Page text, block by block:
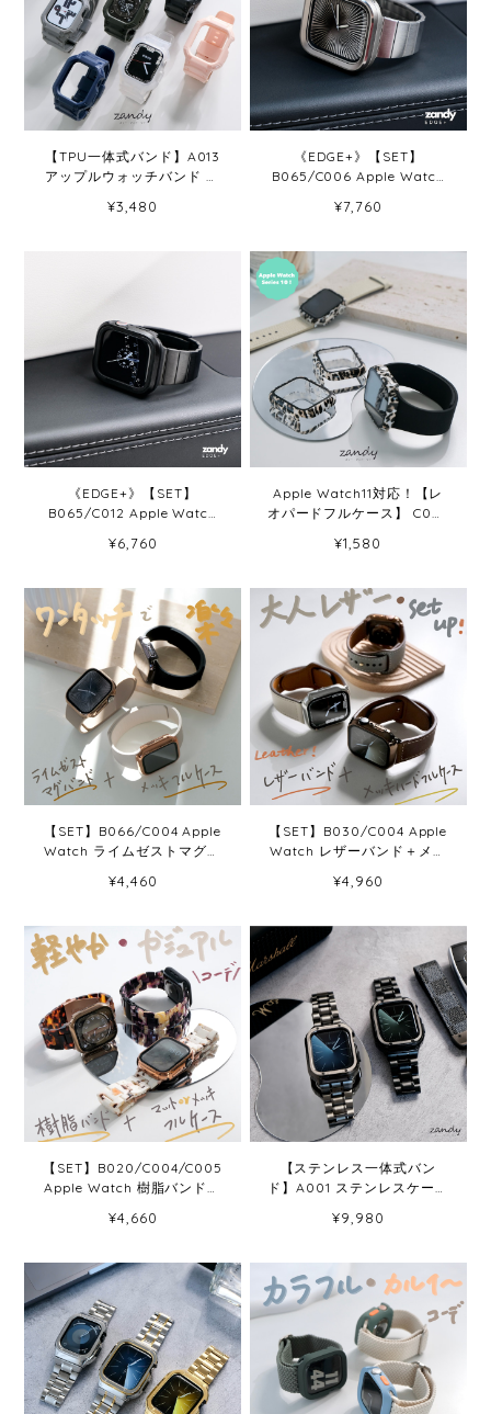
【TPU一体式バンド】A013
アップルウォッチバンド 一
10/11専用モデル
¥3,480
《EDGE+》【SET】
B065/C006 Apple Watch
ドSV＋メタルダブルフレー
¥7,760
《EDGE+》【SET】
B065/C012 Apple Watch
ドBK＋ツートンフレームケ
¥6,760
Apple Watch11対応！【レ
オパードフルケース】 C004
¥1,580
【SET】B066/C004 Apple
Watch ライムゼストマグバ
ース
¥4,460
【SET】B030/C004 Apple
Watch レザーバンド＋メッ
¥4,960
【SET】B020/C004/C005
Apple Watch 樹脂バンド＋
¥4,660
【ステンレス一体式バン
ド】A001 ステンレスケース
Apple Watch
¥9,980